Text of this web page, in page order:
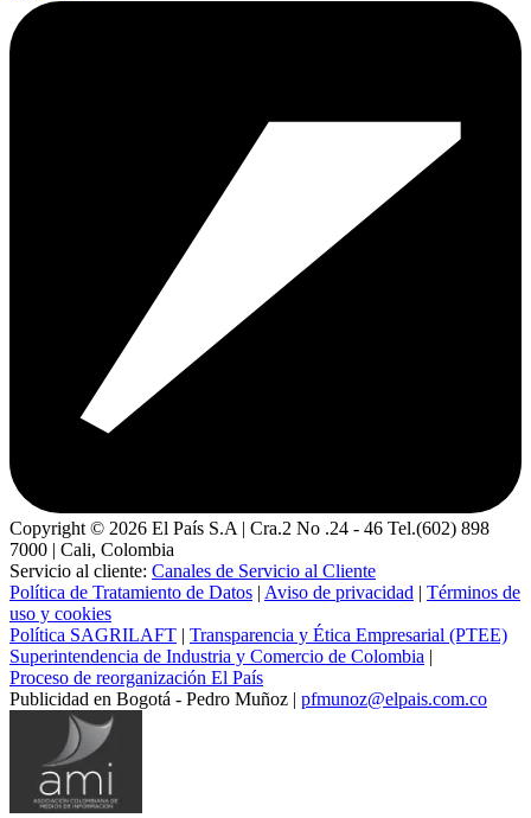
Copyright © 2026 El País S.A | Cra.2 No .24 - 46 Tel.(602) 898
7000 | Cali, Colombia
Servicio al cliente: Canales de Servicio al Cliente
Política de Tratamiento de Datos | Aviso de privacidad | Términos de
uso y cookies
Política SAGRILAFT | Transparencia y Ética Empresarial (PTEE)
Superintendencia de Industria y Comercio de Colombia |
Proceso de reorganización El País
Publicidad en Bogotá - Pedro Muñoz | pfmunoz@elpais.com.co